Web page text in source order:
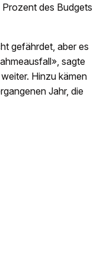
des Budgets
gefährdet, aber es
sagte
Hinzu kämen
Jahr, die